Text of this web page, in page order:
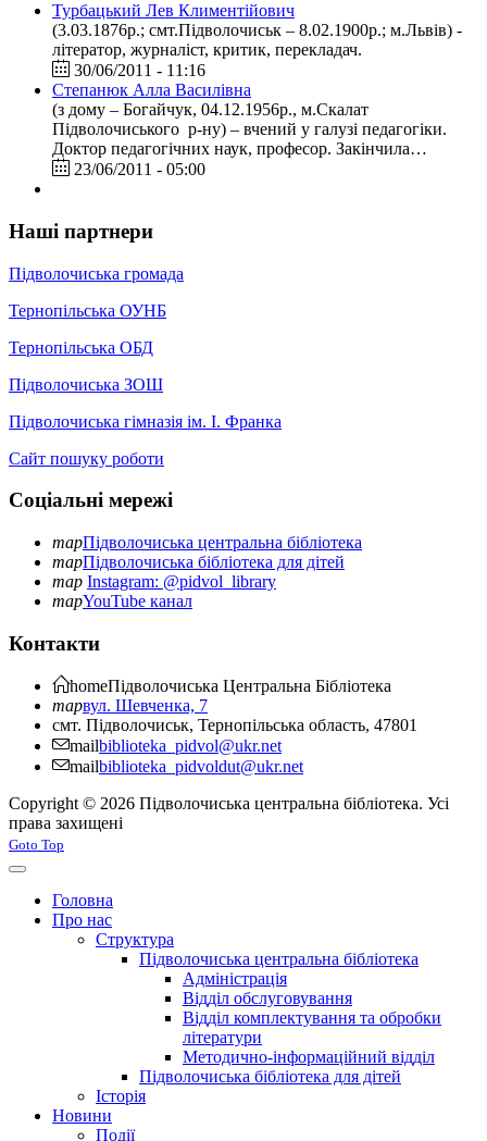
Турбацький Лев Климентійович
(3.03.1876р.; смт.Підволочиськ – 8.02.1900р.; м.Львів) -
літератор, журналіст, критик, перекладач.
30/06/2011 - 11:16
Степанюк Алла Василівна
(з дому – Богайчук, 04.12.1956р., м.Скалат
Підволочиського р-ну) – вчений у галузі педагогіки.
Доктор педагогічних наук, професор. Закінчила…
23/06/2011 - 05:00
Наші партнери
Підволочиська громада
Тернопільська ОУНБ
Тернопільська ОБД
Підволочиська ЗОШ
Підволочиська гімназія ім. І. Франка
Сайт пошуку роботи
Соціальні мережі
mapПідволочиська центральна бібліотека
mapПідволочиська бібліотека для дітей
map Instagram: @pidvol_library
mapYouTube канал
Контакти
homeПідволочиська Центральна Бібліотека
mapвул. Шевченка, 7
смт. Підволочиськ, Тернопільська область, 47801
mailbiblioteka_pidvol@ukr.net
mailbiblioteka_pidvoldut@ukr.net
Copyright © 2026 Підволочиська центральна бібліотека. Усі
права захищені
Joomla! 3 Templates
Goto Top
Головна
Про нас
Структура
Підволочиська центральна бібліотека
Адміністрація
Відділ обслуговування
Відділ комплектування та обробки
літератури
Методично-інформаційний відділ
Підволочиська бібліотека для дітей
Історія
Новини
Події